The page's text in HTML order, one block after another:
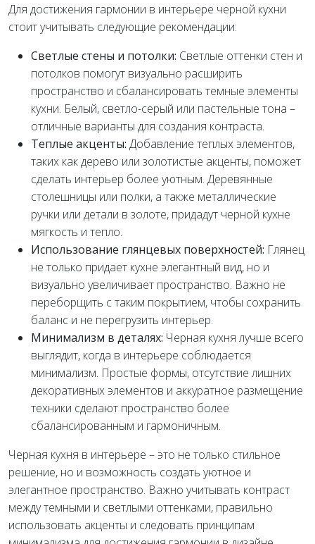
Для достижения гармонии в интерьере черной кухни
стоит учитывать следующие рекомендации:
Светлые стены и потолки: Светлые оттенки стен и
потолков помогут визуально расширить
пространство и сбалансировать темные элементы
кухни. Белый, светло-серый или пастельные тона –
отличные варианты для создания контраста.
Теплые акценты: Добавление теплых элементов,
таких как дерево или золотистые акценты, поможет
сделать интерьер более уютным. Деревянные
столешницы или полки, а также металлические
ручки или детали в золоте, придадут черной кухне
мягкость и тепло.
Использование глянцевых поверхностей: Глянец
не только придает кухне элегантный вид, но и
визуально увеличивает пространство. Важно не
переборщить с таким покрытием, чтобы сохранить
баланс и не перегрузить интерьер.
Минимализм в деталях: Черная кухня лучше всего
выглядит, когда в интерьере соблюдается
минимализм. Простые формы, отсутствие лишних
декоративных элементов и аккуратное размещение
техники сделают пространство более
сбалансированным и гармоничным.
Черная кухня в интерьере – это не только стильное
решение, но и возможность создать уютное и
элегантное пространство. Важно учитывать контраст
между темными и светлыми оттенками, правильно
использовать акценты и следовать принципам